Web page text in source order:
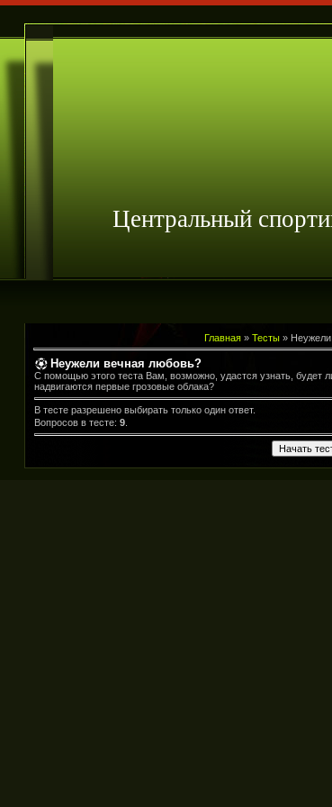
Центральный
Главная » Тесты »
Неужели вечная любовь?
С помощью этого теста Вам, возможно, удастся узнать,
надвигаются первые грозовые облака?
В тесте разрешено выбирать только один ответ.
Вопросов в тесте: 9